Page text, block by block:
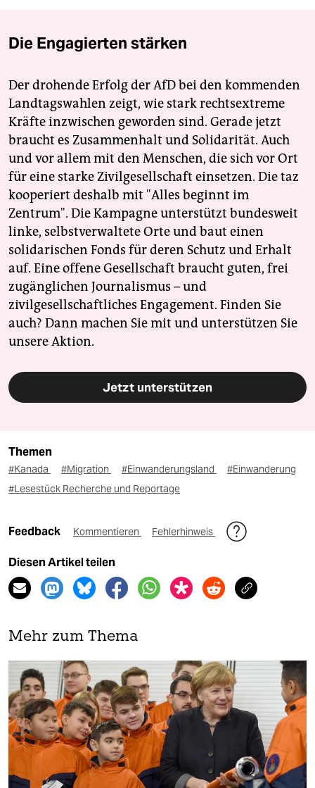
Die Engagierten stärken
Der drohende Erfolg der AfD bei den kommenden
Landtagswahlen zeigt, wie stark rechtsextreme
Kräfte inzwischen geworden sind. Gerade jetzt
braucht es Zusammenhalt und Solidarität. Auch
und vor allem mit den Menschen, die sich vor Ort
für eine starke Zivilgesellschaft einsetzen. Die taz
kooperiert deshalb mit "Alles beginnt im
Zentrum". Die Kampagne unterstützt bundesweit
linke, selbstverwaltete Orte und baut einen
solidarischen Fonds für deren Schutz und Erhalt
auf. Eine offene Gesellschaft braucht guten, frei
zugänglichen Journalismus – und
zivilgesellschaftliches Engagement. Finden Sie
auch? Dann machen Sie mit und unterstützen Sie
unsere Aktion.
Jetzt unterstützen
Themen
#Kanada #Migration #Einwanderungsland
#Einwanderung
#Lesestück Recherche und Reportage
Feedback Kommentieren Fehlerhinweis
Diesen Artikel teilen
Mehr zum Thema